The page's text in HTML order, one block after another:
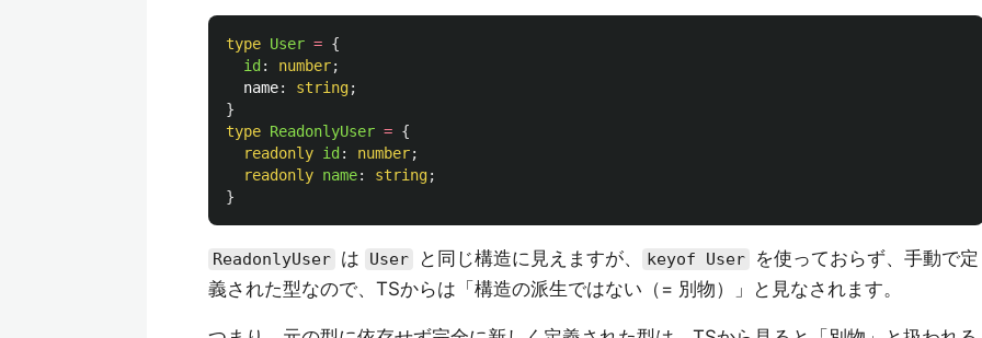
type User = {
id : number;
name: string;
}
type ReadonlyUser = {
readonly id : number;
readonly name: string;
}
ReadonlyUser は User と同じ構造に見えますが、 keyof User
を使っておらず、手動で定
義された型なので、TSからは「構造の派生ではない（= 別物）」と見なされます。